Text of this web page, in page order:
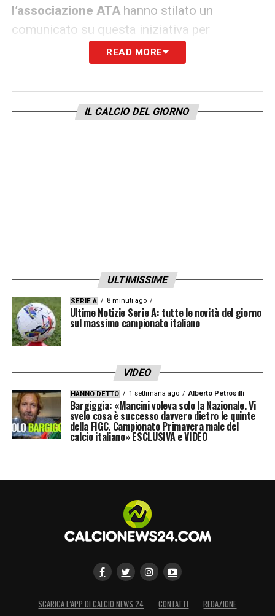
l’associazione ATA hanno stilato un
comunicato su questa iniziativa per
IL COMUNICATO– A distanza di un anno
annunciamo l’inizio di un progetto che
coinvolgerà tutto il popolo atalantino nella
realizzazione nei pressi dello stadio di
READ MORE
IL CALCIO DEL GIORNO
ULTIMISSIME
SERIE A 8 minuti ago
Ultime Notizie Serie A: tutte le novità del giorno
sul massimo campionato italiano
VIDEO
HANNO DETTO 1 settimana ago Alberto Petrosilli
Bargiggia: «Mancini voleva solo la Nazionale. Vi
svelo cosa è successo davvero dietro le quinte
della FIGC. Campionato Primavera male del
calcio italiano» ESCLUSIVA e VIDEO
SCARICA L’APP DI CALCIO NEWS 24 CONTATTI
REDAZIONE